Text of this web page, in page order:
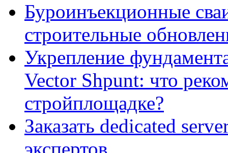
Буроинъекционные
строительные
Укрепление
Vector Shpunt: что
стройплощадке?
Заказать dedicated